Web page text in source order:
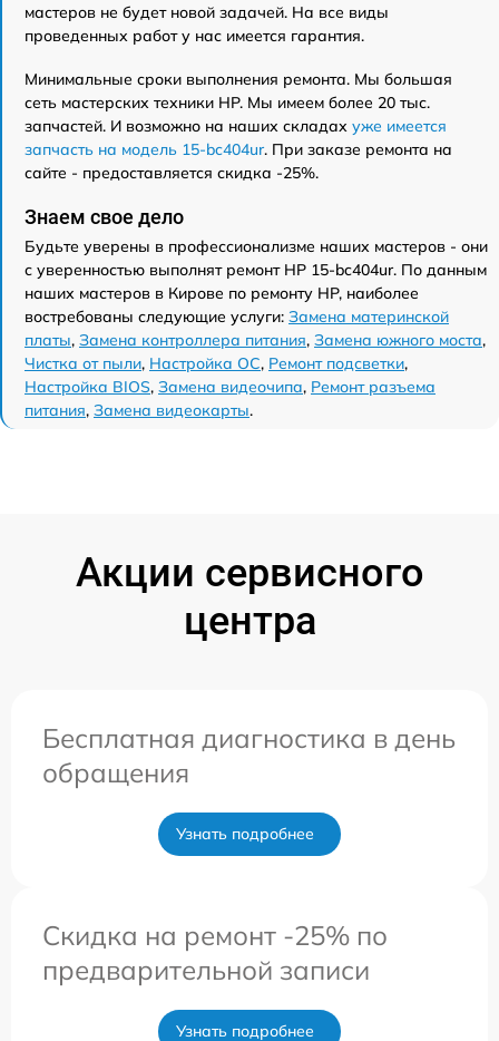
мастеров не будет новой задачей. На все виды
проведенных работ у нас имеется гарантия.
Минимальные сроки выполнения ремонта. Мы большая
сеть мастерских техники HP. Мы имеем более 20 тыс.
запчастей. И возможно на наших складах уже имеется
запчасть на модель 15-bc404ur. При заказе ремонта на
сайте - предоставляется скидка -25%.
Знаем свое дело
Будьте уверены в профессионализме наших мастеров - они
с уверенностью выполнят ремонт HP 15-bc404ur. По данным
наших мастеров в Кирове по ремонту HP, наиболее
востребованы следующие услуги: Замена материнской
платы, Замена контроллера питания, Замена южного моста,
Чистка от пыли, Настройка ОС, Ремонт подсветки,
Настройка BIOS, Замена видеочипа, Ремонт разъема
питания, Замена видеокарты.
Акции сервисного
центра
Бесплатная диагностика в день
обращения
Узнать подробнее
Скидка на ремонт -25% по
предварительной записи
Узнать подробнее